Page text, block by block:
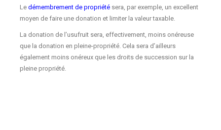
Ledémembrement de propriété sera, par exemple, un excellent
moyen de faire une donation et limiter la valeur taxable.
La donation de l’usufruit sera, effectivement, moins onéreuse
que la donation en pleine-propriété. Cela sera d’ailleurs
également moins onéreux que les droits de succession sur la
pleine propriété.